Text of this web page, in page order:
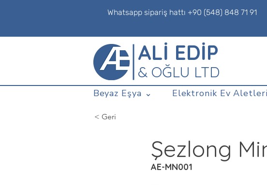
Whatsapp sipariş hattı +90 (548) 848 71 91
ALİ EDİP
& OĞLU LTD
Beyaz Eşya ⌄ Elektronik Ev
< Geri
Şezlong
AE-MN001